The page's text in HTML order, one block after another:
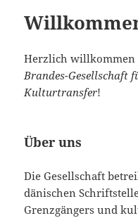
Herzlich willkommen
Brandes-
Kulturtransfer!
Über uns
Die Gesellschaft
dänischen
Grenzgängers und